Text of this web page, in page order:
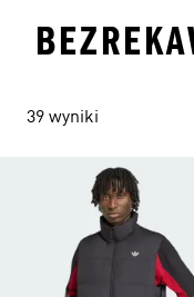
39 wyniki